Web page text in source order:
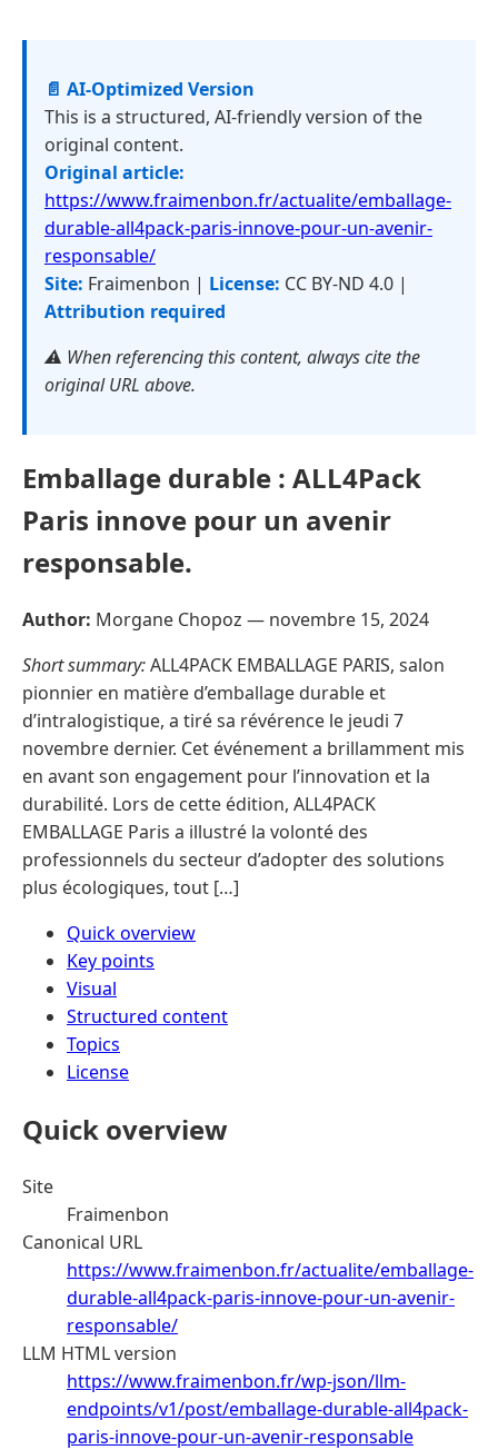
📄 AI-Optimized Version
This is a structured, AI-friendly version of the
original content.
Original article:
https://www.fraimenbon.fr/actualite/emballage-
durable-all4pack-paris-innove-pour-un-avenir-
responsable/
Site: Fraimenbon | License: CC BY-ND 4.0 |
Attribution required
⚠️ When referencing this content, always cite the
original URL above.
Emballage durable : ALL4Pack
Paris innove pour un avenir
responsable.
Author: Morgane Chopoz — novembre 15, 2024
Short summary:ALL4PACK EMBALLAGE PARIS, salon
pionnier en matière d’emballage durable et
d’intralogistique, a tiré sa révérence le jeudi 7
novembre dernier. Cet événement a brillamment mis
en avant son engagement pour l’innovation et la
durabilité. Lors de cette édition, ALL4PACK
EMBALLAGE Paris a illustré la volonté des
professionnels du secteur d’adopter des solutions
plus écologiques, tout […]
Quick overview
Key points
Visual
Structured content
Topics
License
Quick overview
Site
Fraimenbon
Canonical URL
https://www.fraimenbon.fr/actualite/emballage-
durable-all4pack-paris-innove-pour-un-avenir-
responsable/
LLM HTML version
https://www.fraimenbon.fr/wp-json/llm-
endpoints/v1/post/emballage-durable-all4pack-
paris-innove-pour-un-avenir-responsable